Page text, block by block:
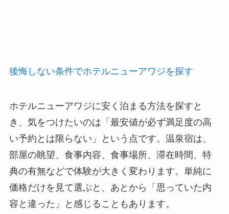
後悔しない条件でホテルニューアワジを探す
ホテルニューアワジに安く泊まる方法を探すと
き、気をつけたいのは「最安値が必ず満足度の高
い予約とは限らない」という点です。温泉宿は、
部屋の眺望、食事内容、食事場所、滞在時間、特
典の有無などで体験が大きく変わります。単純に
価格だけを見て選ぶと、あとから「思っていた内
容と違った」と感じることもあります。